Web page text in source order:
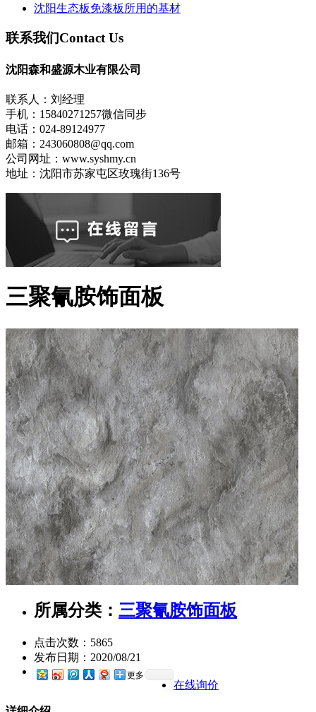
沈阳生态板免漆板所用的基材
联系我们Contact Us
沈阳森和盛源木业有限公司
联系人：刘经理
手机：15840271257微信同步
电话：024-89124977
邮箱：243060808@qq.com
公司网址：www.syshmy.cn
地址：沈阳市苏家屯区玫瑰街136号
三聚氰胺饰面板
所属分类： 三聚氰胺饰面板
点击次数： 5865
发布日期： 2020/08/21
更多
在线询价